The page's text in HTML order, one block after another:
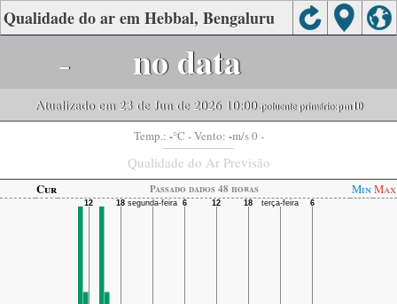
Qualidade do ar em Hebbal, Bengaluru
- no data
Atualizado em 23 de Jun de 2026 10:00-poluente primário:pm10
Temp.: -°C - Vento: -m/s 0 -
Qualidade do Ar Previsão
Cur Passado dados 48 horas MinMax